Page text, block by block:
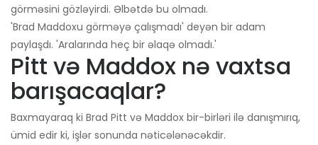
görməsini gözləyirdi. Əlbətdə bu olmadı.
'Brad Maddoxu görməyə çalışmadı' deyən bir adam
paylaşdı. 'Aralarında heç bir əlaqə olmadı.'
Pitt və Maddox nə vaxtsa
barışacaqlar?
Baxmayaraq ki Brad Pitt və Maddox bir-birləri ilə danışmırıq,
ümid edir ki, işlər sonunda nəticələnəcəkdir.